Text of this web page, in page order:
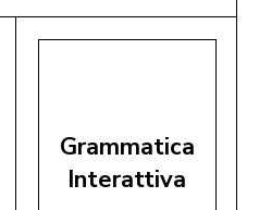
Grammatica
Interattiva